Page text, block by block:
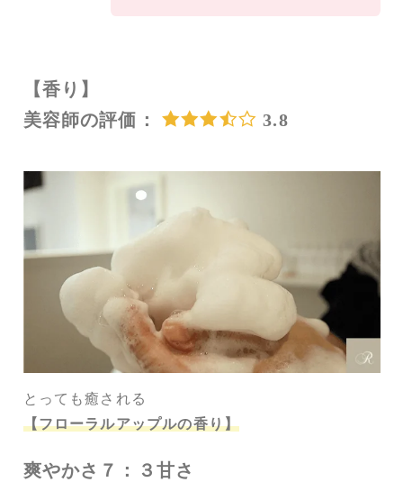
【香り】
美容師の評価：
3.8
とっても癒される
【フローラルアップルの香り】
爽やかさ７：３甘さ